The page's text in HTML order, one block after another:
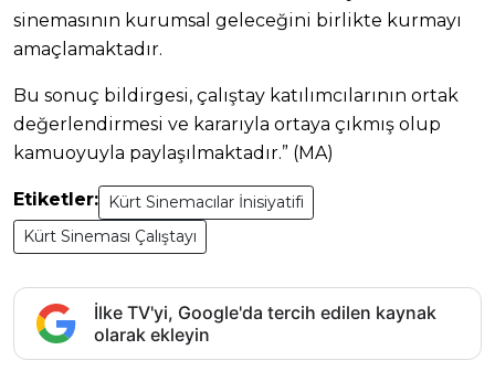
sinemasının kurumsal geleceğini birlikte kurmayı
amaçlamaktadır.
Bu sonuç bildirgesi, çalıştay katılımcılarının ortak
değerlendirmesi ve kararıyla ortaya çıkmış olup
kamuoyuyla paylaşılmaktadır.” (MA)
Etiketler:
Kürt Sinemacılar İnisiyatifi
Kürt Sineması Çalıştayı
İlke TV'yi, Google'da tercih edilen kaynak
olarak ekleyin